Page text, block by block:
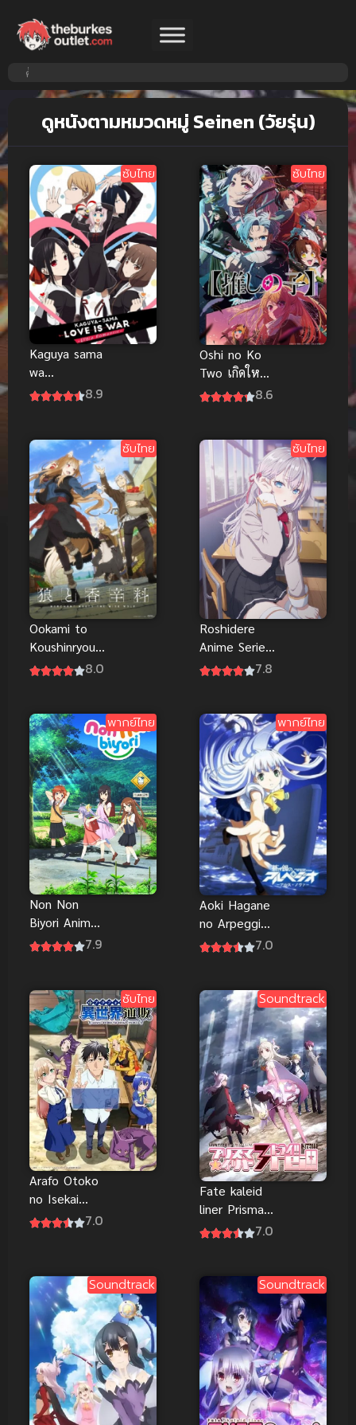
ดูหนังตามหมวดหมู่ Seinen (วัยรุ่น)
ซับไทย
Kaguya sama
wa
Kokurasetai
ภาค 3 ดูซับ
ไทย
8.9
ซับไทย
Oshi no Ko
Two เกิดใหม่
เป็นลูกโอชิ
ไทย
8.6
ซับไทย
Ookami to
Koushinryou
สาวหมาป่ากับ
ไทย
8.0
ซับไทย
Roshidere
Anime Series
คุณอาเรียโต๊ะ
ภาพHD
7.8
พากย์ไทย
Non Non
Biyori Anime
สาวใสหัวใจ7.9
พากย์ไทย
Aoki Hagane
no Arpeggio
Ars Nova
ไทย)
7.0
ซับไทย
Arafo Otoko
no Isekai
Tsuhan
ออนไลน์ใน
ต่างโลกของ
ชายวัยสี่สิบ
7.0
Soundtrack
Fate kaleid
liner Prisma
Illya 3rei!!
ภาค 4
7.0
Soundtrack Soundtrack